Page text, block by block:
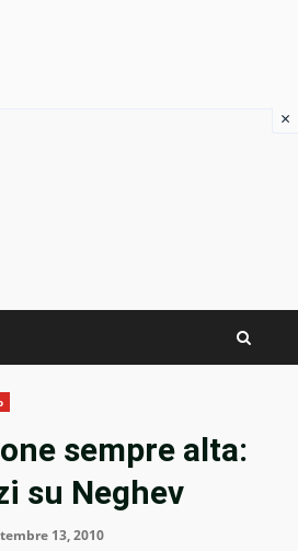
sempre alta:
su Neghev
13, 2010
×